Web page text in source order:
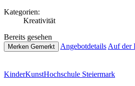
Kate­go­rien:
Krea­ti­vi­tät
Bereits gesehen
Merken Gemerkt Ange­botde­tails Auf der
Kin­der­Kunst­Hoch­schu­le Steiermark